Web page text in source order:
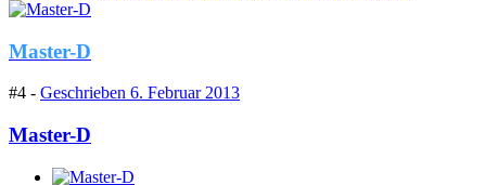
Master-D
#4 - Geschrieben 6. Februar 2013
Master-D